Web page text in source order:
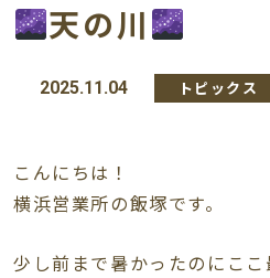
天の川
2025.11.04 トピックス
こんにちは！
横浜営業所の飯塚です。
少し前まで暑かったのにこ